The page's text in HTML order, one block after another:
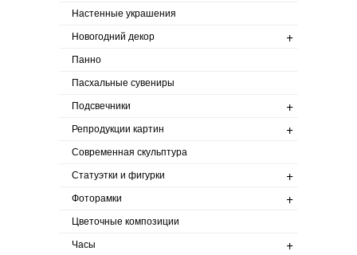
Настенные украшения
Новогодний декор +
Панно
Пасхальные сувениры
Подсвечники +
Репродукции картин +
Современная скульптура
Статуэтки и фигурки +
Фоторамки +
Цветочные композиции
Часы +